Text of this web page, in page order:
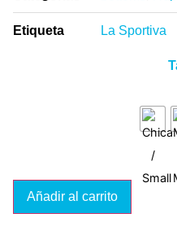
Etiqueta La Sportiva
Añadir al carrito